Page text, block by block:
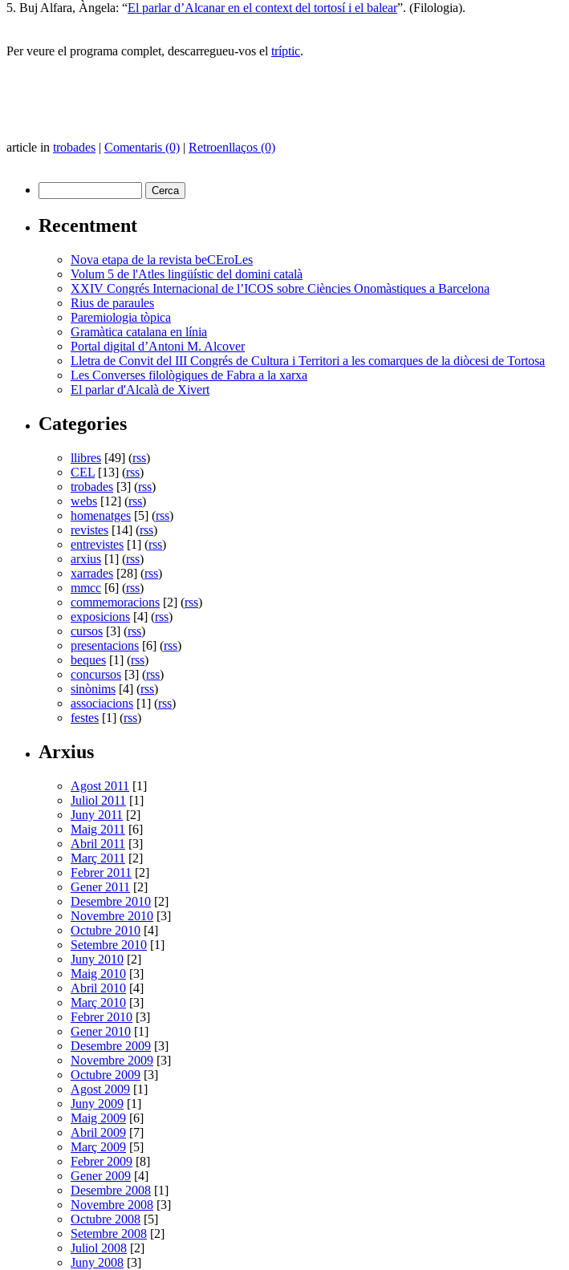
5. Buj Alfara, Àngela: “El parlar d’Alcanar en el context del tortosí i el balear”. (Filologia).
Per veure el programa complet, descarregueu-vos el tríptic.
article in trobades | Comentaris (0) | Retroenllaços (0)
Recentment
Nova etapa de la revista beCEroLes
Volum 5 de l'Atles lingüístic del domini català
XXIV Congrés Internacional de l’ICOS sobre Ciències Onomàstiques a Barcelona
Rius de paraules
Paremiologia tòpica
Gramàtica catalana en línia
Portal digital d’Antoni M. Alcover
Lletra de Convit del III Congrés de Cultura i Territori a les comarques de la diòcesi de Tortosa
Les Converses filològiques de Fabra a la xarxa
El parlar d'Alcalà de Xivert
Categories
llibres [49] (rss)
CEL [13] (rss)
trobades [3] (rss)
webs [12] (rss)
homenatges [5] (rss)
revistes [14] (rss)
entrevistes [1] (rss)
arxius [1] (rss)
xarrades [28] (rss)
mmcc [6] (rss)
commemoracions [2] (rss)
exposicions [4] (rss)
cursos [3] (rss)
presentacions [6] (rss)
beques [1] (rss)
concursos [3] (rss)
sinònims [4] (rss)
associacions [1] (rss)
festes [1] (rss)
Arxius
Agost 2011 [1]
Juliol 2011 [1]
Juny 2011 [2]
Maig 2011 [6]
Abril 2011 [3]
Març 2011 [2]
Febrer 2011 [2]
Gener 2011 [2]
Desembre 2010 [2]
Novembre 2010 [3]
Octubre 2010 [4]
Setembre 2010 [1]
Juny 2010 [2]
Maig 2010 [3]
Abril 2010 [4]
Març 2010 [3]
Febrer 2010 [3]
Gener 2010 [1]
Desembre 2009 [3]
Novembre 2009 [3]
Octubre 2009 [3]
Agost 2009 [1]
Juny 2009 [1]
Maig 2009 [6]
Abril 2009 [7]
Març 2009 [5]
Febrer 2009 [8]
Gener 2009 [4]
Desembre 2008 [1]
Novembre 2008 [3]
Octubre 2008 [5]
Setembre 2008 [2]
Juliol 2008 [2]
Juny 2008 [3]